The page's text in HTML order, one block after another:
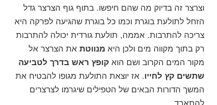
וצרצר זה בדיוק מה שהם חיפשו. בתוף גוף הצרצר גדל
הזחל לתולעת בוגרת וכמו כל בוגרת שהגיעה לפרקה היא
צריכה להתרבות. אממה, תולעת גורדית יכולה להתרבות
רק בתוך מקווה מים ולכן היא מנווטת את הצרצר אל
מקור המים הקרוב ושם הוא קופץ ראש בדרך לטביעה
שתשים קץ לחייו. אז יוצאת התולעת מגופו להבטיח את
המשך הדורות הבאים של הטפילים שיגרמו לצרצרים